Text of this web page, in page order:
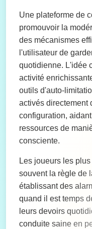
Une plateforme de
promouvoir la
des mécanismes
l'utilisateur de
quotidienne. L'idée
activité
outils d'auto-
activés directement
configuration,
ressources de
consciente.
Les joueurs les
souvent la règle de
établissant des
quand il est temps
leurs devoirs
conduite saine en